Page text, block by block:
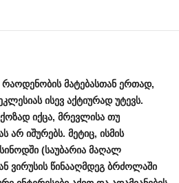
რაოდენობის მატებასთან ერთად,
ისევ აქტიურად უტევს.
იქცა, მრევლისა თუ
არ იშურებს. მეტიც, ისმის
სინოდში(საუბარია მაღალ
ვირუსის წინააღმდეგ ბრძოლაში